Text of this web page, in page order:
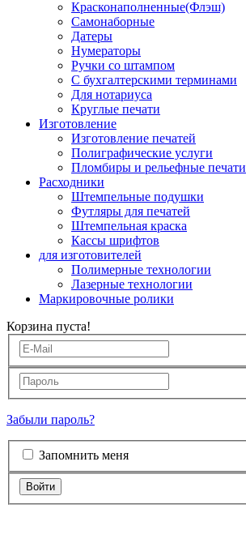
Красконаполненные(Флэш)
Самонаборные
Датеры
Нумераторы
Ручки со штампом
С бухгалтерскими терминами
Для нотариуса
Круглые печати
Изготовление
Изготовление печатей
Полиграфические услуги
Пломбиры и рельефные печати
Расходники
Штемпельные подушки
Футляры для печатей
Штемпельная краска
Кассы шрифтов
для изготовителей
Полимерные технологии
Лазерные технологии
Маркировочные ролики
Корзина пуста!
Забыли пароль?
Запомнить меня
Войти